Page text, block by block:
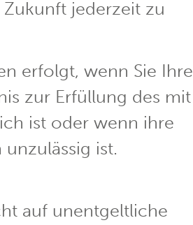
jederzeit zu
erfolgt, wenn Sie Ihre
zur Erfüllung des mit
ist oder wenn ihre
ist.
auf unentgeltliche